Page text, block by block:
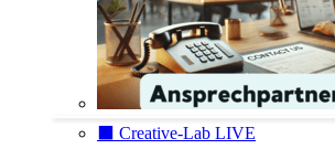
⬛️ Creative-Lab LIVE